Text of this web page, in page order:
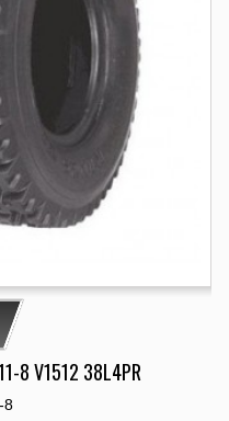
8 V1512 38L4PR
8